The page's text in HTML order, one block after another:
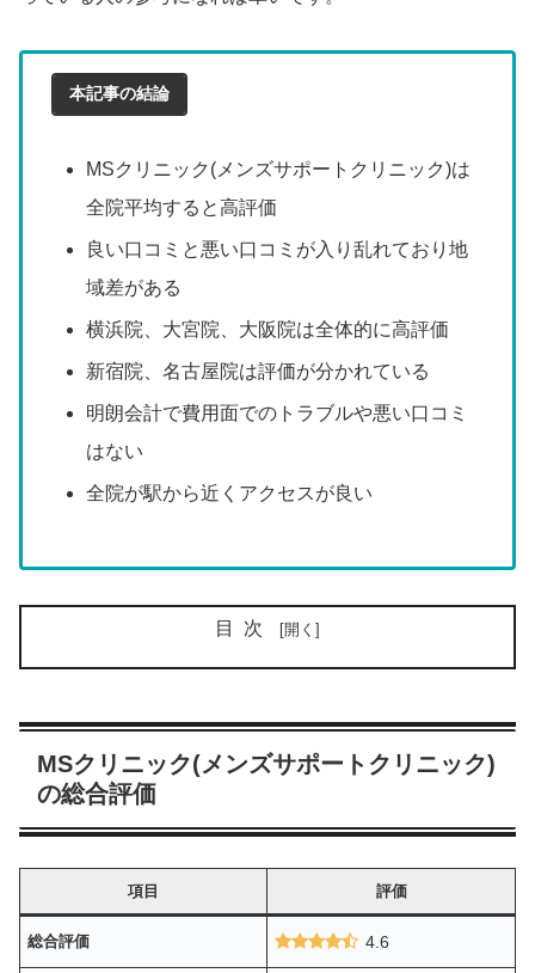
本記事の結論
MSクリニック(メンズサポートクリニック)は
全院平均すると高評価
良い口コミと悪い口コミが入り乱れており地
域差がある
横浜院、大宮院、大阪院は全体的に高評価
新宿院、名古屋院は評価が分かれている
明朗会計で費用面でのトラブルや悪い口コミ
はない
全院が駅から近くアクセスが良い
目次
MSクリニック(メンズサポートクリニック)
の総合評価
項目 評価
総合評価 4.6